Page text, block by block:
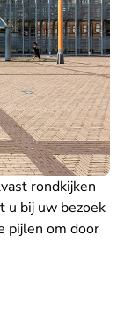
rondkijken
u bij uw bezoek
pijlen om door